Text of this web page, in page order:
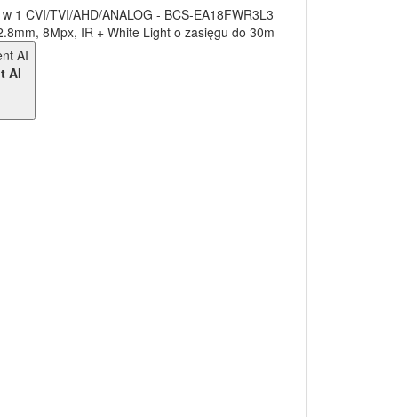
1 CVI/TVI/AHD/ANALOG - BCS-EA18FWR3L3
8Mpx, IR + White Light o zasięgu do 30m
AI